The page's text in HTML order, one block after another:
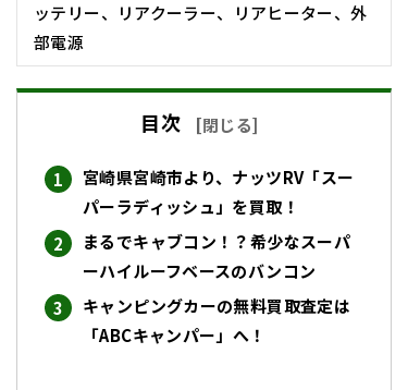
ッテリー、リアクーラー、リアヒーター、外
部電源
目次 [閉じる]
宮崎県宮崎市より、ナッツRV「スー
パーラディッシュ」を買取！
まるでキャブコン！？希少なスーパ
ーハイルーフベースのバンコン
キャンピングカーの無料買取査定は
「ABCキャンパー」へ！